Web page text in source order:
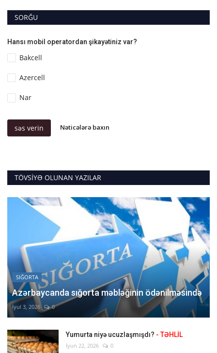
SORĞU
Hansı mobil operatordan şikayətiniz var?
Bakcell
Azercell
Nar
səs verin Nəticələrə baxın
TÖVSIYƏ OLUNAN YAZILAR
SIĞORTA
Azərbaycanda sığorta məbləğinin ödənilməsində
İyul 3, 2026 0
Yumurta niyə ucuzlaşmışdı? - TƏHLİL
İyun 22, 2026 0